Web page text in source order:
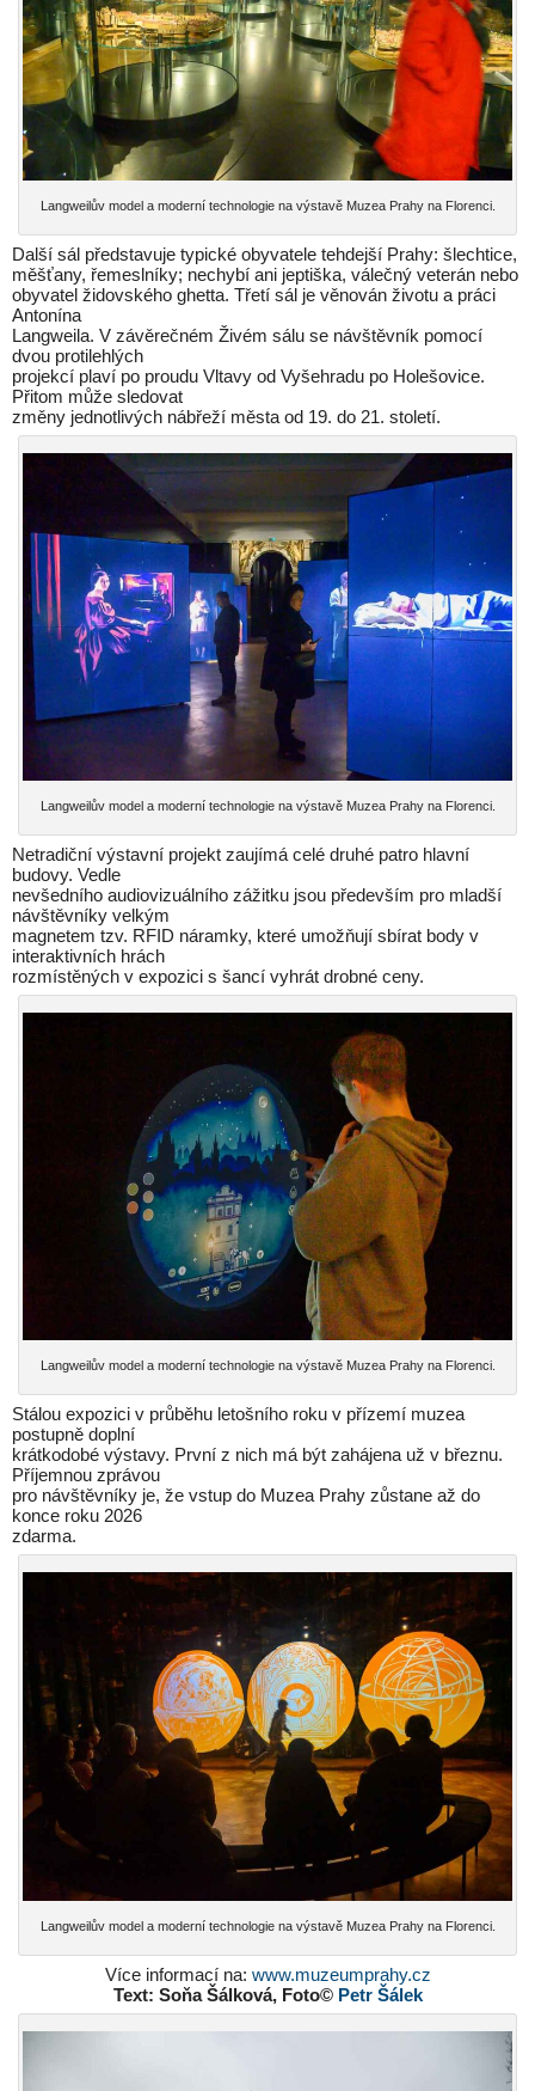
Langweilův model a moderní technologie na výstavě Muzea Prahy na Florenci.
Další sál představuje typické obyvatele tehdejší Prahy: šlechtice,
měšťany, řemeslníky; nechybí ani jeptiška, válečný veterán nebo
obyvatel židovského ghetta. Třetí sál je věnován životu a práci
Antonína
Langweila. V závěrečném Živém sálu se návštěvník pomocí
dvou protilehlých
projekcí plaví po proudu Vltavy od Vyšehradu po Holešovice.
Přitom může sledovat
změny jednotlivých nábřeží města od 19. do 21. století.
Langweilův model a moderní technologie na výstavě Muzea Prahy na Florenci.
Netradiční výstavní projekt zaujímá celé druhé patro hlavní
budovy. Vedle
nevšedního audiovizuálního zážitku jsou především pro mladší
návštěvníky velkým
magnetem tzv. RFID náramky, které umožňují sbírat body v
interaktivních hrách
rozmístěných v expozici s šancí vyhrát drobné ceny.
Langweilův model a moderní technologie na výstavě Muzea Prahy na Florenci.
Stálou expozici v průběhu letošního roku v přízemí muzea
postupně doplní
krátkodobé výstavy. První z nich má být zahájena už v březnu.
Příjemnou zprávou
pro návštěvníky je, že vstup do Muzea Prahy zůstane až do
konce roku 2026
zdarma.
Langweilův model a moderní technologie na výstavě Muzea Prahy na Florenci.
Více informací na: www.muzeumprahy.cz
Text: Soňa Šálková, Foto©Petr Šálek